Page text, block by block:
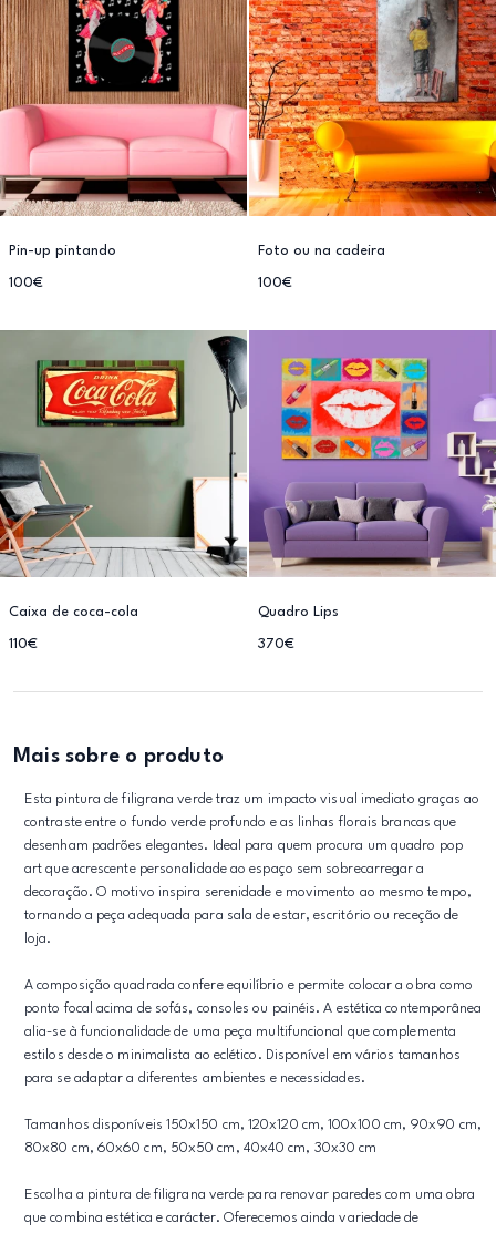
Pin-up pintando
100€
Foto ou na cadeira
100€
Caixa de coca-cola
110€
Quadro Lips
370€
Mais sobre o produto
Esta pintura de filigrana verde traz um impacto visual imediato graças ao
contraste entre o fundo verde profundo e as linhas florais brancas que
desenham padrões elegantes. Ideal para quem procura um quadro pop
art que acrescente personalidade ao espaço sem sobrecarregar a
decoração. O motivo inspira serenidade e movimento ao mesmo tempo,
tornando a peça adequada para sala de estar, escritório ou receção de
loja.
A composição quadrada confere equilíbrio e permite colocar a obra como
ponto focal acima de sofás, consoles ou painéis. A estética contemporânea
alia-se à funcionalidade de uma peça multifuncional que complementa
estilos desde o minimalista ao eclético. Disponível em vários tamanhos
para se adaptar a diferentes ambientes e necessidades.
Tamanhos disponíveis 150x150 cm, 120x120 cm, 100x100 cm, 90x90 cm,
80x80 cm, 60x60 cm, 50x50 cm, 40x40 cm, 30x30 cm
Escolha a pintura de filigrana verde para renovar paredes com uma obra
que combina estética e carácter. Oferecemos ainda variedade de